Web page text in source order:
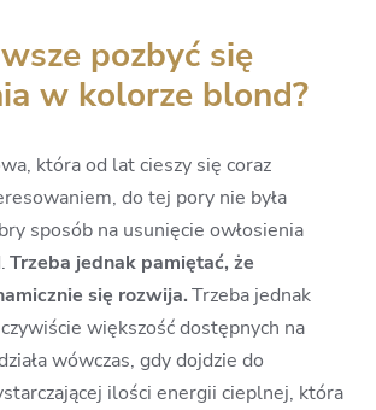
pozbyć się
w kolorze blond?
która od lat cieszy się coraz
do tej pory nie była
sposób na usunięcie owłosienia
Trzeba jednak pamiętać, że
się rozwija. Trzeba jednak
większość dostępnych na
wówczas, gdy dojdzie do
ilości energii cieplnej, która